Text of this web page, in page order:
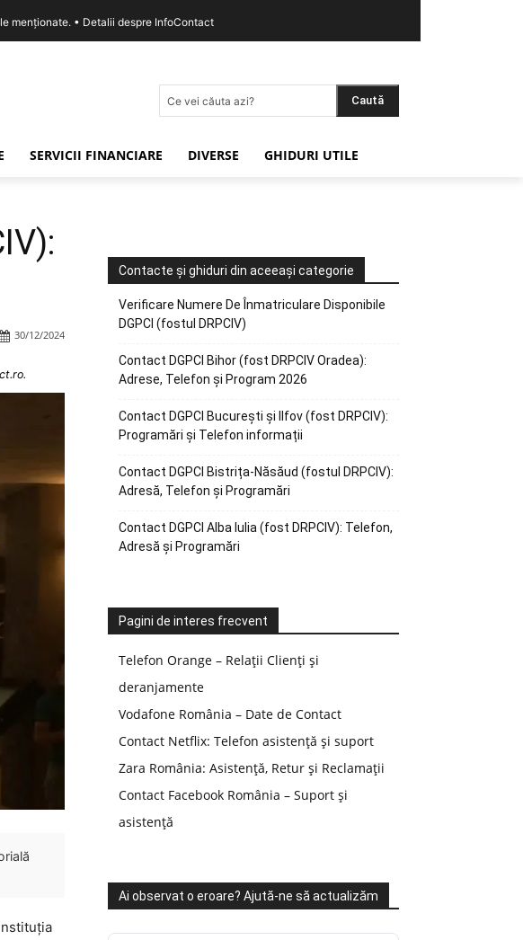
menționate. • Detalii despre InfoContact
Ce vei căuta azi? Caută
SERVICII FINANCIARE DIVERSE GHIDURI UTILE
30/12/2024
Contacte și ghiduri din aceeași categorie
Verificare Numere De Înmatriculare Disponibile
DGPCI (fostul DRPCIV)
Contact DGPCI Bihor (fost DRPCIV Oradea):
Adrese, Telefon și Program 2026
Contact DGPCI București și Ilfov (fost DRPCIV):
Programări și Telefon informații
Contact DGPCI Bistrița-Năsăud (fostul DRPCIV):
Adresă, Telefon și Programări
Contact DGPCI Alba Iulia (fost DRPCIV): Telefon,
Adresă și Programări
Pagini de interes frecvent
Telefon Orange – Relații Clienți și
deranjamente
Vodafone România – Date de Contact
Contact Netflix: Telefon asistență și suport
Zara România: Asistență, Retur și Reclamații
Contact Facebook România – Suport și
asistență
Ai observat o eroare? Ajută-ne să actualizăm